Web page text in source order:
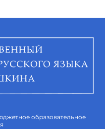
образовательное